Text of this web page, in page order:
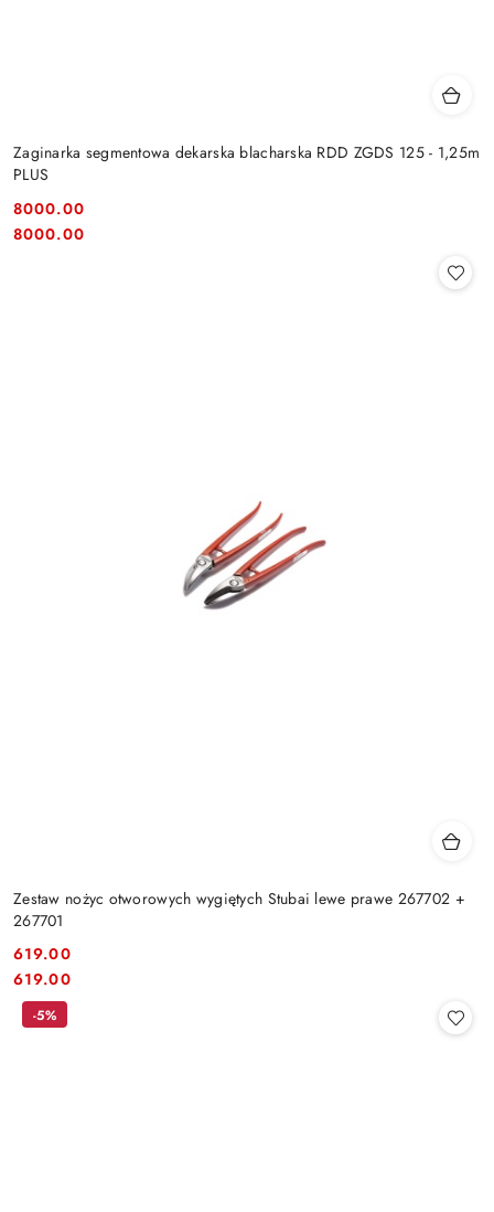
Zaginarka segmentowa dekarska blacharska RDD ZGDS 125 - 1,25m
PLUS
Cena:
8000.00
Cena:
8000.00
Zestaw nożyc otworowych wygiętych Stubai lewe prawe 267702 +
267701
Cena:
619.00
Cena:
619.00
-5%